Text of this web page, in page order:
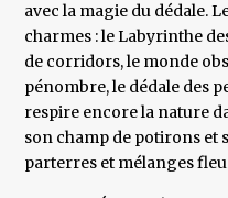
avec la magie du dédale.
charmes : le Labyrinthe
de corridors, le monde
pénombre, le dédale des
respire encore la nature
son champ de potirons et
parterres et mélanges